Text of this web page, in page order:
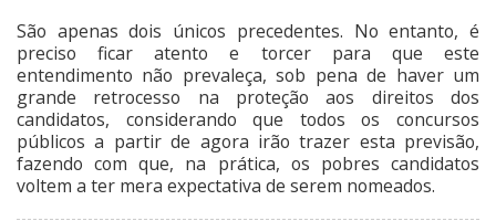
São apenas dois únicos precedentes. No entanto, é
preciso ficar atento e torcer para que este
entendimento não prevaleça, sob pena de haver um
grande retrocesso na proteção aos direitos dos
candidatos, considerando que todos os concursos
públicos a partir de agora irão trazer esta previsão,
fazendo com que, na prática, os pobres candidatos
voltem a ter mera expectativa de serem nomeados.